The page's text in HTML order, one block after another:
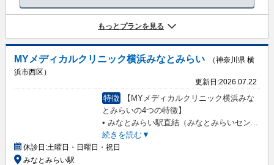
もっとプランを見る
MYメディカルクリニック横浜みなとみらい
（神奈川県 横
浜市西区）
更新日:2026.07.22
特徴
【MYメディカルクリニック横浜みな
とみらいの4つの特徴】
• みなとみらい駅直結（みなとみらいセン
続きを読む▼
休診日:土曜日・日曜日・祝日
みなとみらい駅